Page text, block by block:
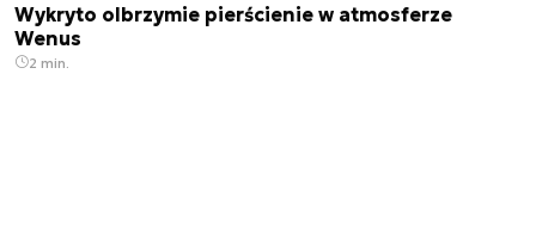
Wykryto olbrzymie pierścienie w atmosferze
Wenus
2 min.